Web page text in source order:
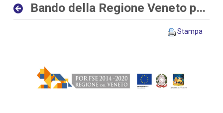
Bando della Regione Veneto per progetti di ricerca alle imprese
Stampa